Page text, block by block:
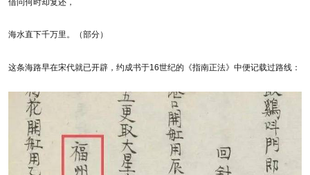
海水直下千万里。（部分）
这条海路早在宋代就已开辟，约成书于16世纪的《指南正法》中便记载过路线：